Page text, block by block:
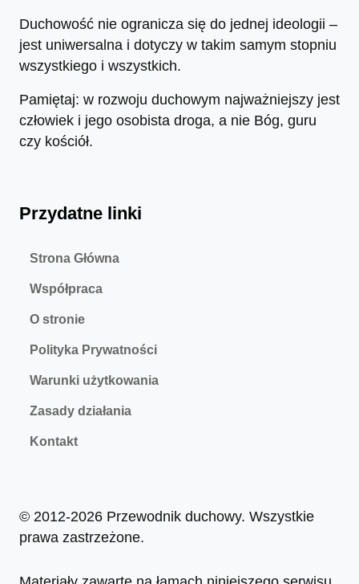
Duchowość nie ogranicza się do jednej ideologii –
jest uniwersalna i dotyczy w takim samym stopniu
wszystkiego i wszystkich.
Pamiętaj: w rozwoju duchowym najważniejszy jest
człowiek i jego osobista droga, a nie Bóg, guru
czy kościół.
Przydatne linki
Strona Główna
Współpraca
O stronie
Polityka Prywatności
Warunki użytkowania
Zasady działania
Kontakt
© 2012-2026 Przewodnik duchowy. Wszystkie
prawa zastrzeżone.